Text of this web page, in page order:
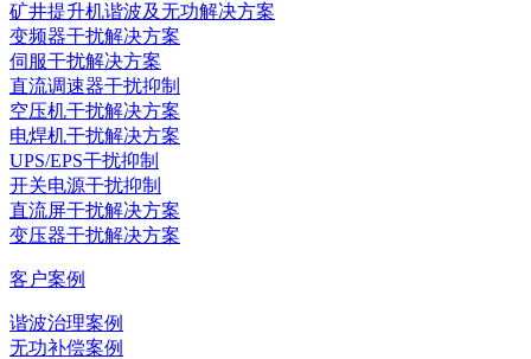
矿井提升机谐波及无功解决方案
变频器干扰解决方案
伺服干扰解决方案
直流调速器干扰抑制
空压机干扰解决方案
电焊机干扰解决方案
UPS/EPS干扰抑制
开关电源干扰抑制
直流屏干扰解决方案
变压器干扰解决方案
客户案例
谐波治理案例
无功补偿案例